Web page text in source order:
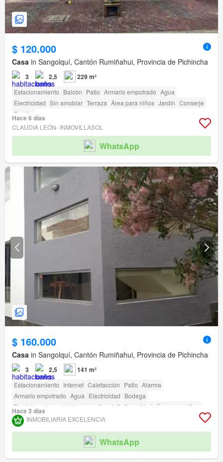
$ 120.000
Casa in Sangolquí, Cantón Rumiñahui, Provincia de Pichincha
3 2,5 229 m²
Estacionamiento Balcón Patio Armario empotrado Agua
Electricidad Sin amoblar Terraza Área para niños Jardín Conserje
Parrilla
Hace 6 días
CLAUDIA LEÓN- INMOVILLASOL
WhatsApp
$ 160.000
Casa in Sangolquí, Cantón Rumiñahui, Provincia de Pichincha
3 2,5 141 m²
Estacionamiento Internet Calefacción Patio Alarma
Armario empotrado Agua Electricidad Bodega
Parcialmente amoblado
amenity_wi_fi Seguridad
Área para niños
Jardín Conserje Garita de guardianía
Hace 3 días
INMOBILIARIA EXCELENCIA
WhatsApp